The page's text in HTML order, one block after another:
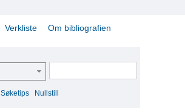
Verkliste Om bibliografien
Søketips Nullstill